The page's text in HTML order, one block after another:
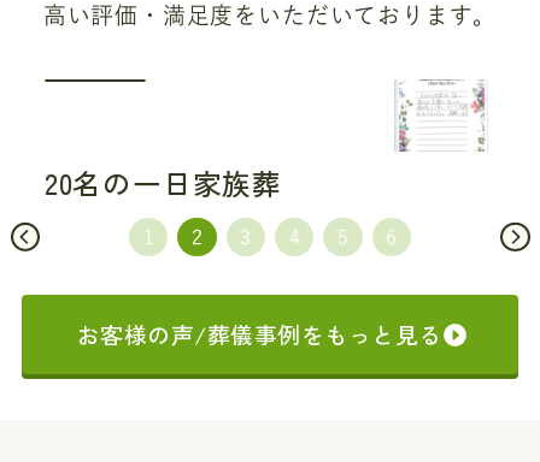
高い評価・満足度をいただいております。
20名の一日家族葬
お客様の声/葬儀事例をもっと見る